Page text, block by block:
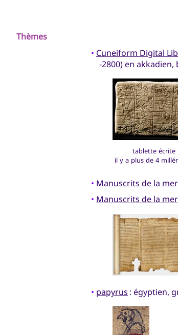
Thèmes
• Cuneiform Digital
-2800) en
tablette écrite
il y a plus de 4
• Manuscrits de la
• Manuscrits de la
• papyrus : égyptien,